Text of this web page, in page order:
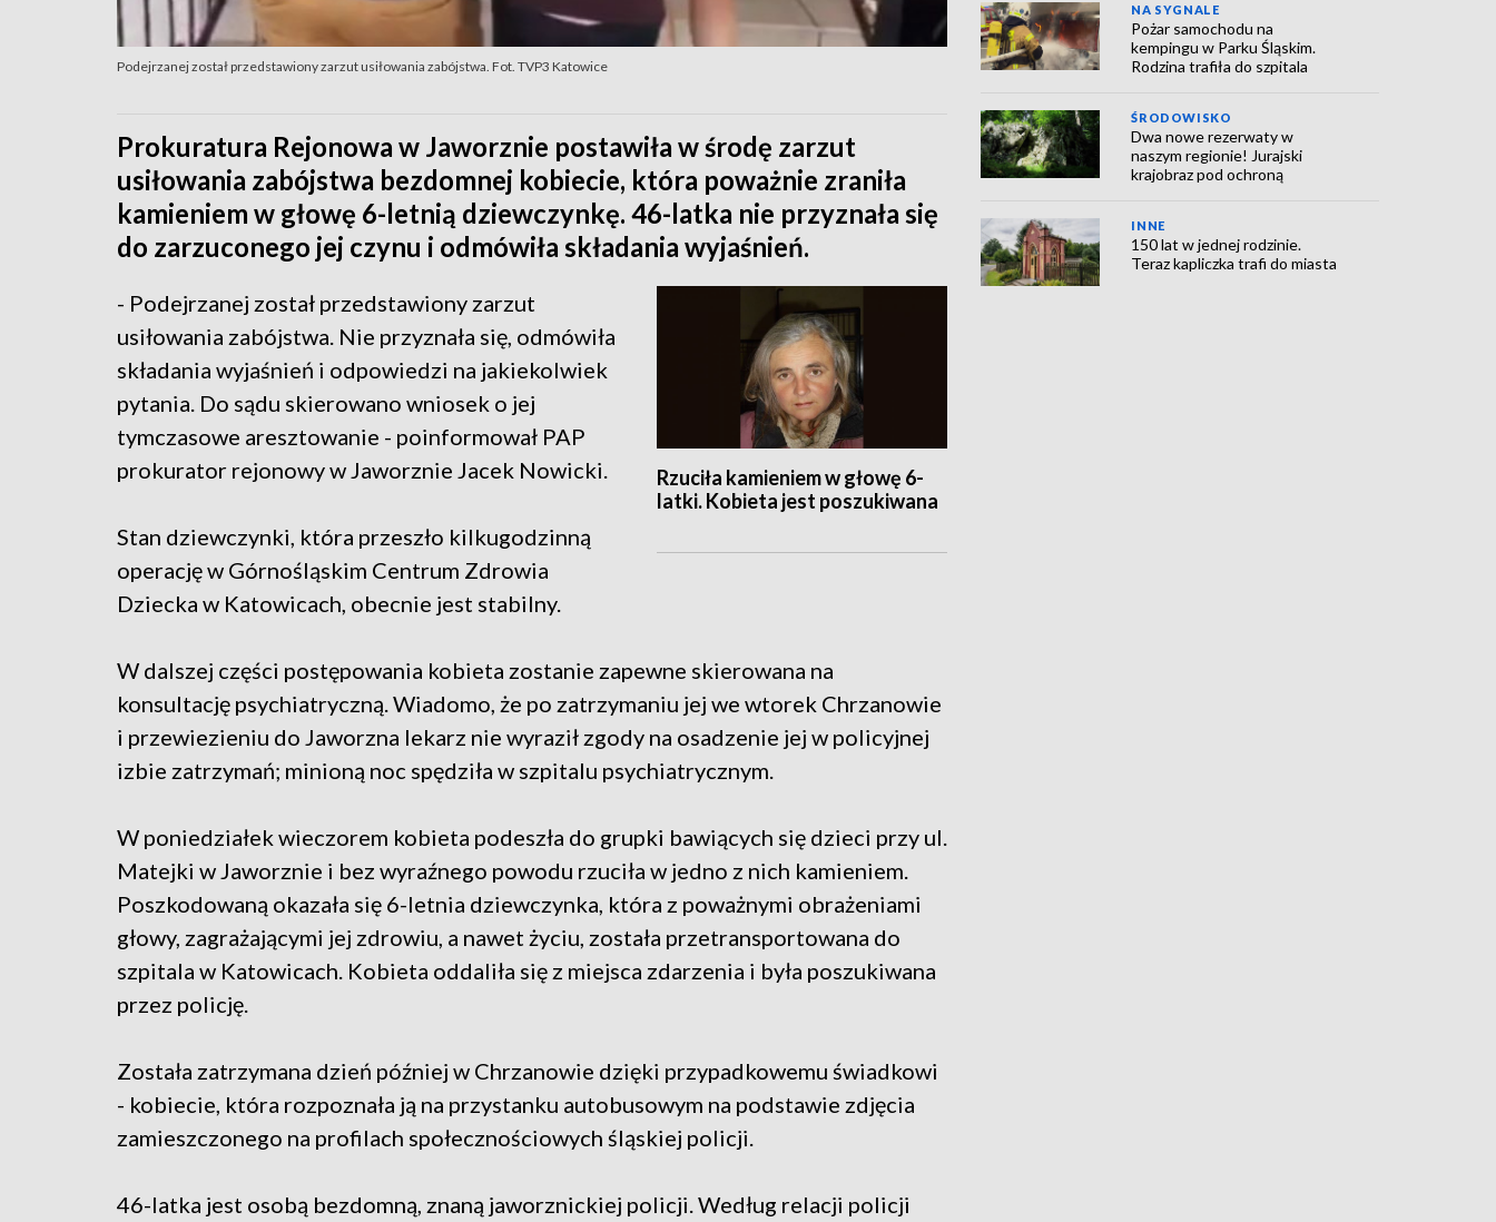
Podejrzanej został przedstawiony zarzut usiłowania zabójstwa. Fot. TVP3 Katowice
Prokuratura Rejonowa w Jaworznie postawiła w środę zarzut
usiłowania zabójstwa bezdomnej kobiecie, która poważnie zraniła
kamieniem w głowę 6-letnią dziewczynkę. 46-latka nie przyznała się
do zarzuconego jej czynu i odmówiła składania wyjaśnień.
Rzuciła kamieniem w głowę 6-
latki. Kobieta jest poszukiwana
- Podejrzanej został przedstawiony zarzut
usiłowania zabójstwa. Nie przyznała się, odmówiła
składania wyjaśnień i odpowiedzi na jakiekolwiek
pytania. Do sądu skierowano wniosek o jej
tymczasowe aresztowanie - poinformował PAP
prokurator rejonowy w Jaworznie Jacek Nowicki.
Stan dziewczynki, która przeszło kilkugodzinną
operację w Górnośląskim Centrum Zdrowia
Dziecka w Katowicach, obecnie jest stabilny.
W dalszej części postępowania kobieta zostanie zapewne skierowana na
konsultację psychiatryczną. Wiadomo, że po zatrzymaniu jej we wtorek Chrzanowie
i przewiezieniu do Jaworzna lekarz nie wyraził zgody na osadzenie jej w policyjnej
izbie zatrzymań; minioną noc spędziła w szpitalu psychiatrycznym.
W poniedziałek wieczorem kobieta podeszła do grupki bawiących się dzieci przy ul.
Matejki w Jaworznie i bez wyraźnego powodu rzuciła w jedno z nich kamieniem.
Poszkodowaną okazała się 6-letnia dziewczynka, która z poważnymi obrażeniami
głowy, zagrażającymi jej zdrowiu, a nawet życiu, została przetransportowana do
szpitala w Katowicach. Kobieta oddaliła się z miejsca zdarzenia i była poszukiwana
przez policję.
Została zatrzymana dzień później w Chrzanowie dzięki przypadkowemu świadkowi
- kobiecie, która rozpoznała ją na przystanku autobusowym na podstawie zdjęcia
zamieszczonego na profilach społecznościowych śląskiej policji.
46-latka jest osobą bezdomną, znaną jaworznickiej policji. Według relacji policji
NA SYGNALE
Pożar samochodu na
kempingu w Parku Śląskim.
Rodzina trafiła do szpitala
ŚRODOWISKO
Dwa nowe rezerwaty w
naszym regionie! Jurajski
krajobraz pod ochroną
INNE
150 lat w jednej rodzinie.
Teraz kapliczka trafi do miasta